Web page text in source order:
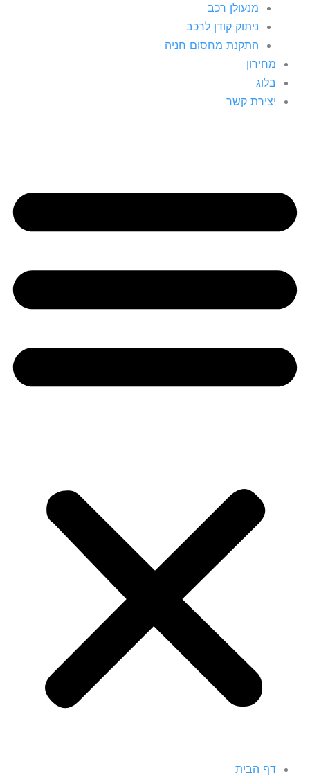
מנעולן רכב
ניתוק קודן לרכב
התקנת מחסום חניה
מחירון
בלוג
יצירת קשר
דף הבית